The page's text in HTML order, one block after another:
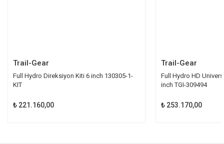
Trail-Gear
Full Hydro Direksiyon Kiti 6 inch 130305-1-
KIT
₺ 221.160,00
Trail-Gear
Full Hydro HD
inch TGI-309494
₺ 253.170,00